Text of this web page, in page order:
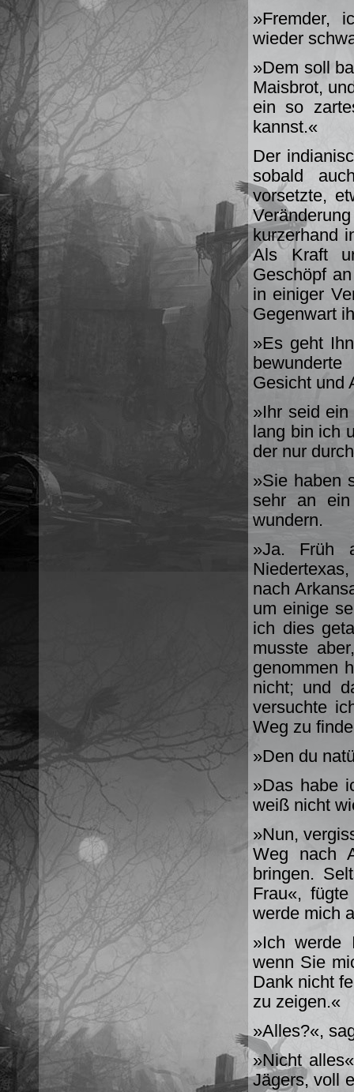
»Fremder,
wieder
»Dem soll
Maisbrot,
ein so
kannst.«
Der
sobald
vorsetzte,
kurzerhand
Als Kraft
Geschöpf
in einiger
Gegenwart
»Es geht
Gesicht und
»Ihr seid ein
lang bin ich
der nur
»Sie haben
sehr an
wundern.
»Ja. Früh
nach
um einige
ich dies
musste
genommen
nicht; und
versuchte
Weg zu
»Den du
»Das habe
weiß nicht
»Nun,
Weg nach
bringen.
Frau«,
werde mich
»Ich werde
wenn Sie
Dank nicht
zu zeigen.«
»Alles?«,
»Nicht
Jägers, voll